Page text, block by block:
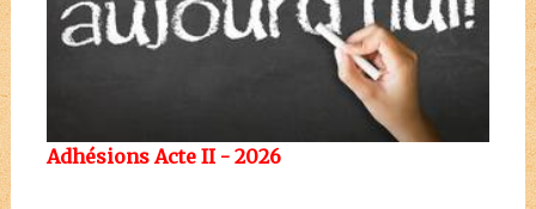
Adhésions Acte II - 2026